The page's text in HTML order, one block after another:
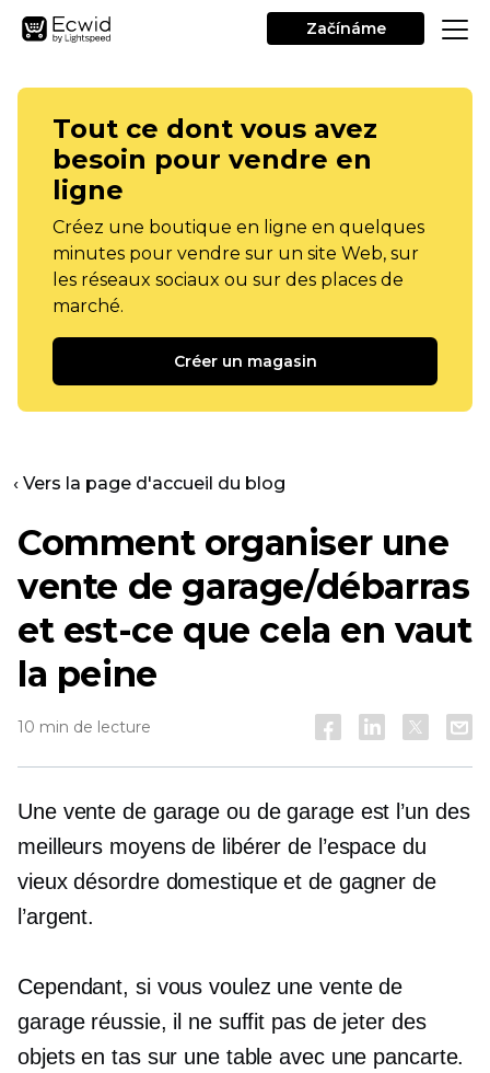
Začínáme
Tout ce dont vous avez
besoin pour vendre en
ligne
Créez une boutique en ligne en quelques
minutes pour vendre sur un site Web, sur
les réseaux sociaux ou sur des places de
marché.
Créer un magasin
‹ Vers la page d'accueil du blog
Comment organiser une
vente de garage/débarras
et est-ce que cela en vaut
la peine
10 min de lecture
Une vente de garage ou de garage est l’un des
meilleurs moyens de libérer de l’espace du
vieux désordre domestique et de gagner de
l’argent.
Cependant, si vous voulez une vente de
garage réussie, il ne suffit pas de jeter des
objets en tas sur une table avec une pancarte.